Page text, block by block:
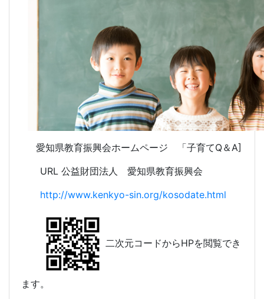
愛知県教育振興会ホームページ 「子育てQ＆A]
URL 公益財団法人 愛知県教育振興会
http://www.kenkyo-sin.org/kosodate.html
二次元コードからHPを閲覧でき
ます。